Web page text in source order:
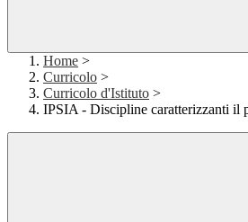
Home >
Curricolo >
Curricolo d'Istituto >
IPSIA - Discipline caratterizzanti il